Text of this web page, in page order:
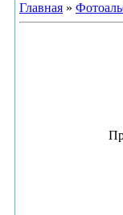
Главная »